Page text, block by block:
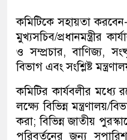
কমিটিকে সহায়তা করবেন-
মুখ্যসচিব/প্রধানমন্ত্রীর
ও সম্প্রচার, বাণিজ্য,
বিভাগ এবং সংশ্লিষ্ট
কমিটির কার্যবলীর মধ্যে
লক্ষ্যে বিভিন্ন মন্ত্রণালয়/
করা; বিভিন্ন জাতীয়
পরিবর্তনের জন্য